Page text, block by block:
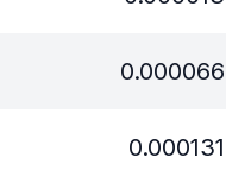
0.000066
0.000131